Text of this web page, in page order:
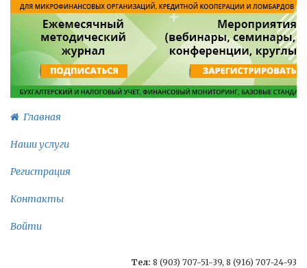
Главная
Наши услуги
Регистрация
Контакты
Войти
Тел: 8 (903) 707-51-39, 8 (916) 707-24-93